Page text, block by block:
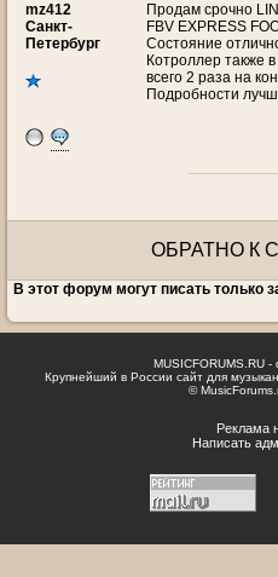
mz412
Санкт-
Петербург
Продам срочно
FBV EXPRESS
Состояние
Котроллер также
всего 2 раза на
Подробности
ОБРАТНО К
В этот форум могут писать только
MUSICFORUMS.RU
Крупнейший в России сайт для
©
Реклама
Написать